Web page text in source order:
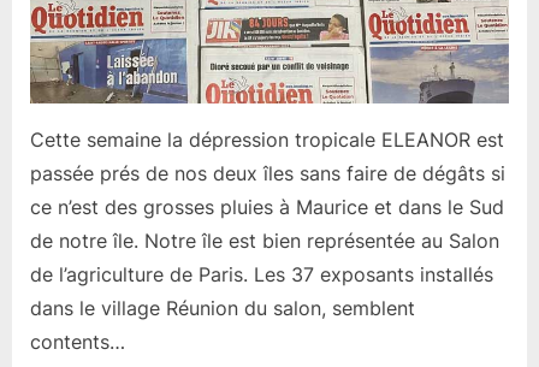
Cette semaine la dépression tropicale ELEANOR est
passée prés de nos deux îles sans faire de dégâts si
ce n’est des grosses pluies à Maurice et dans le Sud
de notre île. Notre île est bien représentée au Salon
de l’agriculture de Paris. Les 37 exposants installés
dans le village Réunion du salon, semblent
contents…